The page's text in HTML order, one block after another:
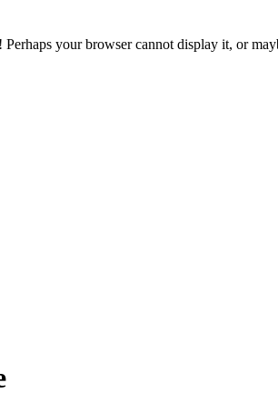
Perhaps your browser cannot display it, or